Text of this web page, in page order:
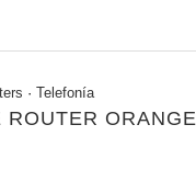
· Telefonía
ROUTER ORANGE